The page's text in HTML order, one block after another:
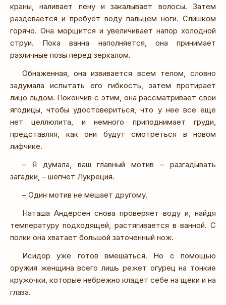
краны, наливает пену и закалывает волосы. Затем
раздевается и пробует воду пальцем ноги. Слишком
горячо. Она морщится и увеличивает напор холодной
струи. Пока ванна наполняется, она принимает
различные позы перед зеркалом.
Обнаженная, она извивается всем телом, словно
задумала испытать его гибкость, затем протирает
лицо льдом. Покончив с этим, она рассматривает свои
ягодицы, чтобы удостовериться, что у нее все еще
нет целлюлита, и немного приподнимает груди,
представляя, как они будут смотреться в новом
лифчике.
– Я думала, ваш главный мотив – разгадывать
загадки, – шепчет Лукреция.
– Один мотив не мешает другому.
Наташа Андерсен снова проверяет воду и, найдя
температуру подходящей, растягивается в ванной. С
полки она хватает большой заточенный нож.
Исидор уже готов вмешаться. Но с помощью
оружия женщина всего лишь режет огурец на тонкие
кружочки, которые небрежно кладет себе на щеки и на
глаза.